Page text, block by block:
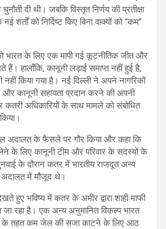
दी थी। जबकि विस्तृत निर्णय की प्रतीक्षा
शर्तों को निर्दिष्ट किए बिना वाक्यों को “कम”
भारत के लिए एक मापी गई कूटनीतिक जीत और
हालाँकि, कानूनी लड़ाई समाप्त नहीं हुई है,
नहीं किया गया है। नई दिल्ली ने अपने नागरिकों
कानूनी सहायता प्रदान करने की अपनी
कतरी अधिकारियों के साथ मामले को संबोधित
अदालत के फैसले पर गौर किया और कहा कि
के लिए कानूनी टीम और परिवार के सदस्यों के
के दौरान कतर में भारतीय राजदूत अन्य
अदालत में मौजूद थे।
हुए भविष्य में कतर के अमीर द्वारा शाही माफी
जा रहा है। एक अन्य अनुमानित विकल्प भारत
तहत कम जेल की सजा काटने के लिए आठ